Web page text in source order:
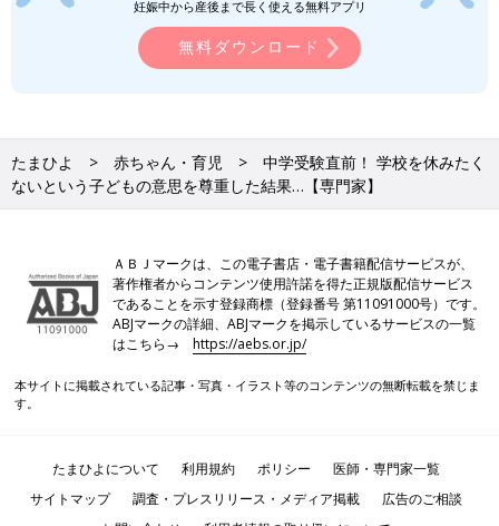
妊娠中から産後まで長く使える無料アプリ
無料ダウンロード
たまひよ 赤ちゃん・育児
中学受験直前！ 学校を休みたく
ないという子どもの意思を尊重した結果…【専門家】
ＡＢＪマークは、この電子書店・電子書籍配信サービスが、
著作権者からコンテンツ使用許諾を得た正規版配信サービス
であることを示す登録商標（登録番号 第11091000号）です。
ABJマークの詳細、ABJマークを掲示しているサービスの一覧
はこちら→https://aebs.or.jp/
本サイトに掲載されている記事・写真・イラスト等のコンテンツの無断転載を禁じま
す。
たまひよについて 利用規約 ポリシー
医師・専門家一覧
サイトマップ
調査・プレスリリース・メディア掲載
広告のご相談